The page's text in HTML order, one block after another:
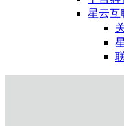
星云互